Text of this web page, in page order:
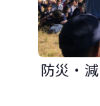
防災・